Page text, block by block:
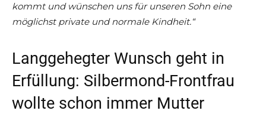
kommt und wünschen uns für unseren Sohn eine
möglichst private und normale Kindheit.“
Langgehegter Wunsch geht in
Erfüllung: Silbermond-Frontfrau
wollte schon immer Mutter